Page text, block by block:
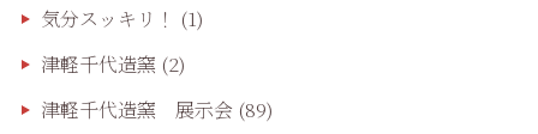
気分スッキリ！ (1)
津軽千代造窯 (2)
津軽千代造窯 展示会(89)